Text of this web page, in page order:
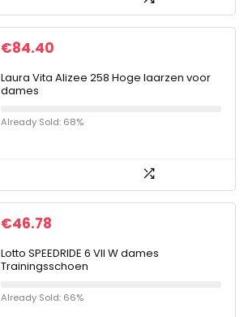
€84.40
Laura Vita Alizee 258 Hoge laarzen voor
dames
Already Sold: 68%
€46.78
Lotto SPEEDRIDE 6 VII W dames
Trainingsschoen
Already Sold: 66%